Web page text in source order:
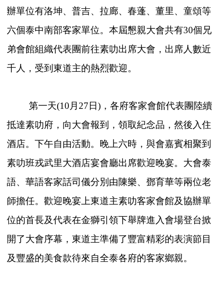
辦單位有洛坤、普吉、拉廊、春蓬、董里、童頌等
六個泰中南部客家單位。本屆懇親大會共有30個兄
弟會館組織代表團前往素叻出席大會，出席人數近
千人，受到東道主的熱烈歡迎。
第一天(10月27日)，各府客家會館代表團陸續
抵達素叻府，向大會報到，領取紀念品，然後入住
酒店。下午自由活動。晚上六時，與會嘉賓相聚到
素叻班戎武里大酒店宴會廳出席歡迎晚宴。大會泰
語、華語客家話司儀分別由陳樂、鄧育華等兩位老
師擔任。歡迎晚宴上東道主素叻客家會館及協辦單
位的首長及代表在金獅引領下舉牌進入會場登台掀
開了大會序幕，東道主準備了豐富精彩的表演節目
及豐盛的美食款待來自全泰各府的客家鄉親。